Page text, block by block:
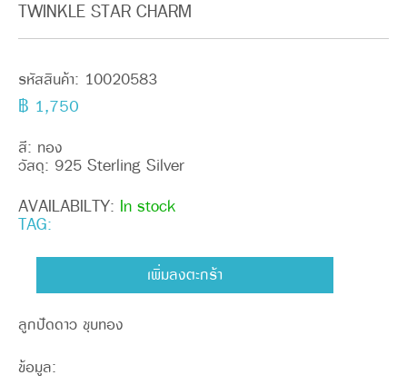
TWINKLE STAR CHARM
รหัสสินค้า: 10020583
฿ 1,750
สี: ทอง
วัสดุ: 925 Sterling Silver
AVAILABILTY: In stock
TAG:
เพิ่มลงตะกร้า
ลูกปัดดาว ชุบทอง
ข้อมูล: